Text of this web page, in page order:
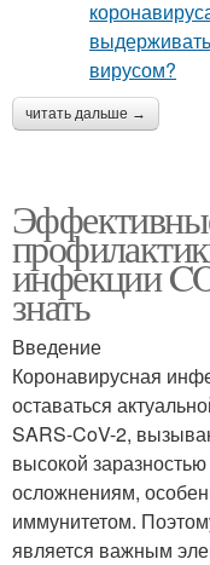
читать дальше →
инфекции
знать
Введение
Коронавирусная
оставаться
SARS-CoV-2,
высокой
осложнениям,
иммунитетом.
является важным